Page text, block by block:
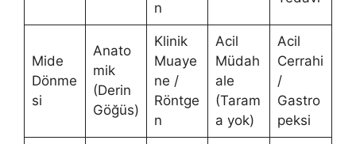
n
Mide
Dönme
si
Anato
mik
(Derin
Göğüs)
Klinik
Muaye
ne /
Röntge
n
Acil
Müdah
ale
(Taram
a yok)
Acil
Cerrahi
/
Gastro
peksi